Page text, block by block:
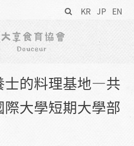
KR JP EN
搜
尋
表
士的料理基地—共
大學短期大學部